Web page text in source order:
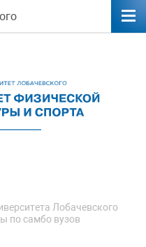
Лобачевского
по самбо вузов